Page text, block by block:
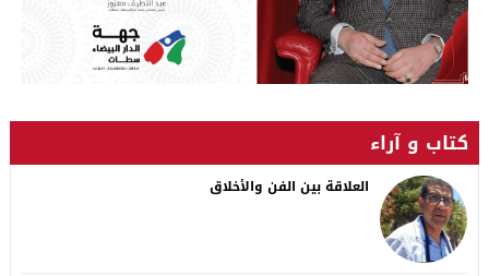
كتاب و آراء
العلاقة بين الفن والأخلاق